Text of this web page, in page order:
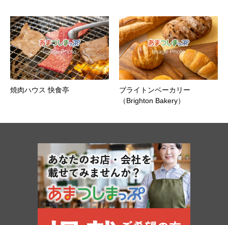
焼肉ハウス 快食亭
ブライトンベーカリー
（Brighton Bakery）